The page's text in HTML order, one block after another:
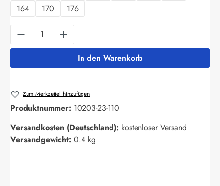
164
170 176
Produkt Anzahl: Gib den gewünschten
In den Warenkorb
Zum Merkzettel hinzufügen
Produktnummer: 10203-23-110
Versandkosten (Deutschland): kostenloser Versand
Versandgewicht: 0.4 kg